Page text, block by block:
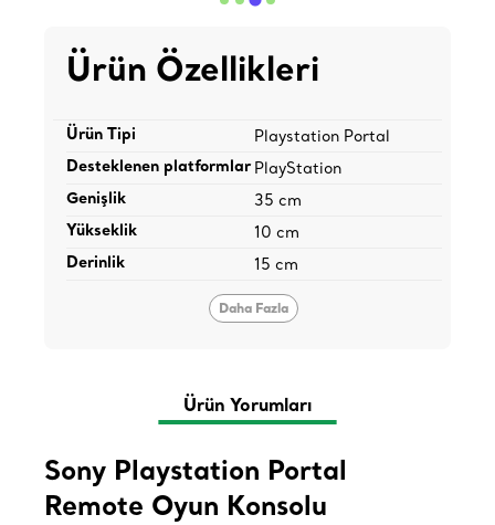
Ürün Özellikleri
Ürün Tipi Playstation Portal
Desteklenen platformlar PlayStation
Genişlik 35 cm
Yükseklik 10 cm
Derinlik 15 cm
Daha Fazla
Ürün Yorumları
Sony Playstation Portal
Remote Oyun Konsolu